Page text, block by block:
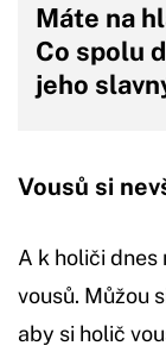
Máte na
Co spolu
jeho
Vousů si
A k holiči dnes
vousů. Můžou
aby si holič